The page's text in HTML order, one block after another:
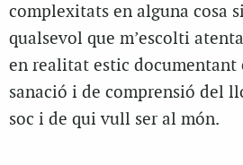
complexitats en alguna cosa
qualsevol que m’escolti
en realitat estic documentant
sanació i de comprensió del
soc i de qui vull ser al món.